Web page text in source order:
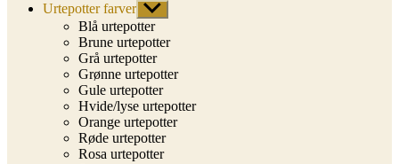
Urtepotter farver Vis
undermenu
Blå urtepotter
Brune urtepotter
Grå urtepotter
Grønne urtepotter
Gule urtepotter
Hvide/lyse urtepotter
Orange urtepotter
Røde urtepotter
Rosa urtepotter